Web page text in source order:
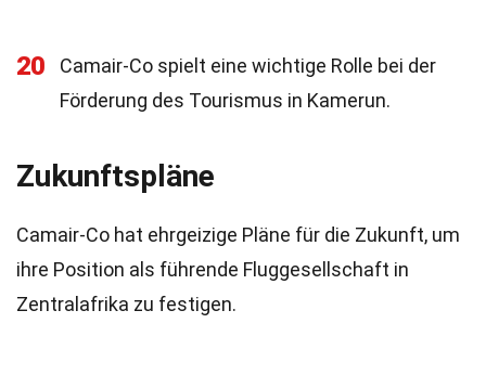
20
Camair-Co spielt eine wichtige Rolle bei der
Förderung des Tourismus in Kamerun.
Zukunftspläne
Camair-Co hat ehrgeizige Pläne für die Zukunft, um
ihre Position als führende Fluggesellschaft in
Zentralafrika zu festigen.